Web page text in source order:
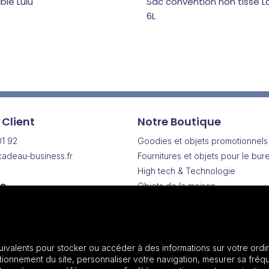
6L
Client
92
business.fr
Notre Boutique
Goodies et objets promotionnels
Fournitures et objets pour le
High tech & Technologie
Objets de la maison
Maroquinerie
Plantes et graines
pour stocker ou accéder à des informations sur votre
du site, personnaliser votre navigation, mesurer sa